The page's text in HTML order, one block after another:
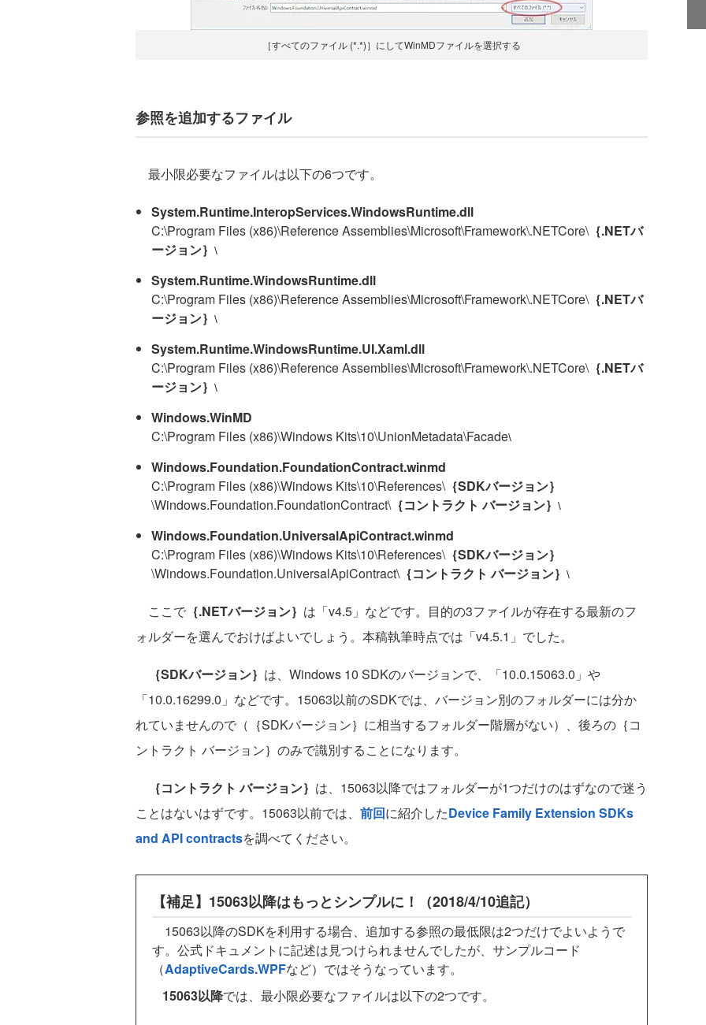
［すべてのファイル (*.*)］にしてWinMDファイルを選択する
参照を追加するファイル
最小限必要なファイルは以下の6つです。
System.Runtime.InteropServices.WindowsRuntime.dll
C:\Program Files (x86)\Reference Assemblies\Microsoft\Framework\.NETCore\｛.NETバ
ージョン｝ \
System.Runtime.WindowsRuntime.dll
C:\Program Files (x86)\Reference Assemblies\Microsoft\Framework\.NETCore\｛.NETバ
ージョン｝ \
System.Runtime.WindowsRuntime.UI.Xaml.dll
C:\Program Files (x86)\Reference Assemblies\Microsoft\Framework\.NETCore\｛.NETバ
ージョン｝ \
Windows.WinMD
C:\Program Files (x86)\Windows Kits\10\UnionMetadata\Facade\
Windows.Foundation.FoundationContract.winmd
C:\Program Files (x86)\Windows Kits\10\References\｛SDKバージョン｝
\Windows.Foundation.FoundationContract\｛コントラクト バージョン｝ \
Windows.Foundation.UniversalApiContract.winmd
C:\Program Files (x86)\Windows Kits\10\References\｛SDKバージョン｝
\Windows.Foundation.UniversalApiContract\｛コントラクト バージョン｝ \
ここで ｛.NETバージョン｝ は「v4.5」などです。目的の3ファイルが存在する最新のフ
ォルダーを選んでおけばよいでしょう。本稿執筆時点では「v4.5.1」でした。
｛SDKバージョン｝ は、Windows 10 SDKのバージョンで、「10.0.15063.0」や
「10.0.16299.0」などです。15063以前のSDKでは、バージョン別のフォルダーには分か
れていませんので（｛SDKバージョン｝に相当するフォルダー階層がない）、後ろの｛コ
ントラクト バージョン｝のみで識別することになります。
｛コントラクト バージョン｝ は、15063以降ではフォルダーが1つだけのはずなので迷う
ことはないはずです。15063以前では、 前回に紹介したDevice Family Extension SDKs
and API contractsを調べてください。
【補足】15063以降はもっとシンプルに！（2018/4/10追記）
15063以降のSDKを利用する場合、追加する参照の最低限は2つだけでよいようで
す。公式ドキュメントに記述は見つけられませんでしたが、サンプルコード
（AdaptiveCards.WPFなど）ではそうなっています。
15063以降では、最小限必要なファイルは以下の2つです。